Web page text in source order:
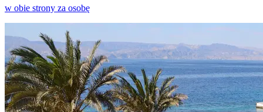
w obie strony za osobę